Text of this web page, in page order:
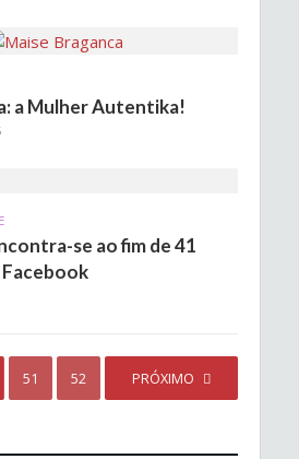
a Mulher Autentika!
se ao fim de 41
Facebook
51 52 53 54
PRÓXIMO